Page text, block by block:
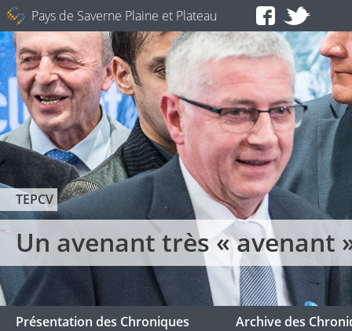
Pays de Saverne Plaine et Plateau
TEPCV
Un avenant très « avenant
Présentation des Chroniques Archive des